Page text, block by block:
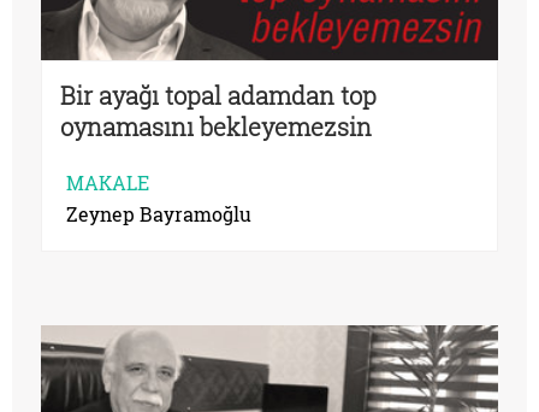
Bir ayağı topal adamdan top
oynamasını bekleyemezsin
MAKALE
Zeynep Bayramoğlu